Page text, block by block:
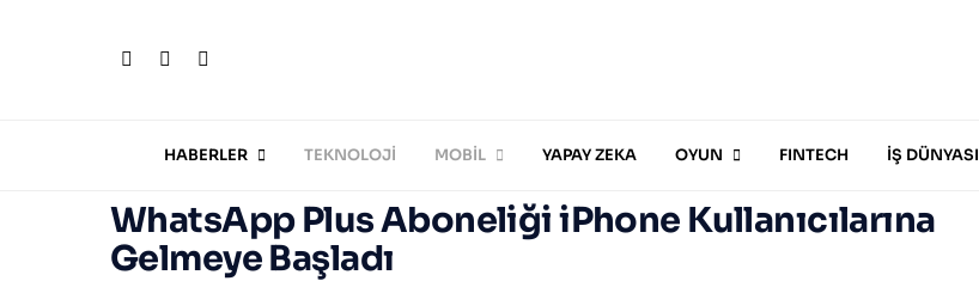
HABERLER TEKNOLOJİ MOBİL YAPAY ZEKA OYUN FINTECH İŞ DÜNYASI
WhatsApp Plus Aboneliği iPhone Kullanıcılarına
Gelmeye Başladı